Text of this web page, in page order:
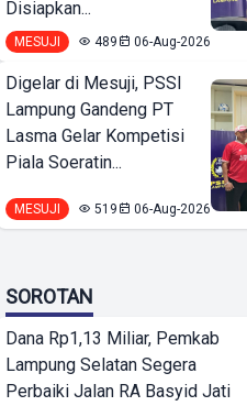
Disiapkan...
MESUJI 489 06-Aug-2026
Digelar di Mesuji, PSSI
Lampung Gandeng PT
Lasma Gelar Kompetisi
Piala Soeratin...
MESUJI 519 06-Aug-2026
SOROTAN
Dana Rp1,13 Miliar, Pemkab
Lampung Selatan Segera
Perbaiki Jalan RA Basyid Jati